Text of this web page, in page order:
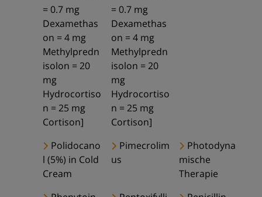
= 0.7 mg
Dexamethas
on = 4 mg
Methylpredn
isolon = 20
mg
Hydrocortiso
n = 25 mg
Cortison]
= 0.7 mg
Dexamethas
on = 4 mg
Methylpredn
isolon = 20
mg
Hydrocortiso
n = 25 mg
Cortison]
Polidocano
l (5%) in Cold
Cream
Pimecrolim
us
Photodyna
mische
Therapie